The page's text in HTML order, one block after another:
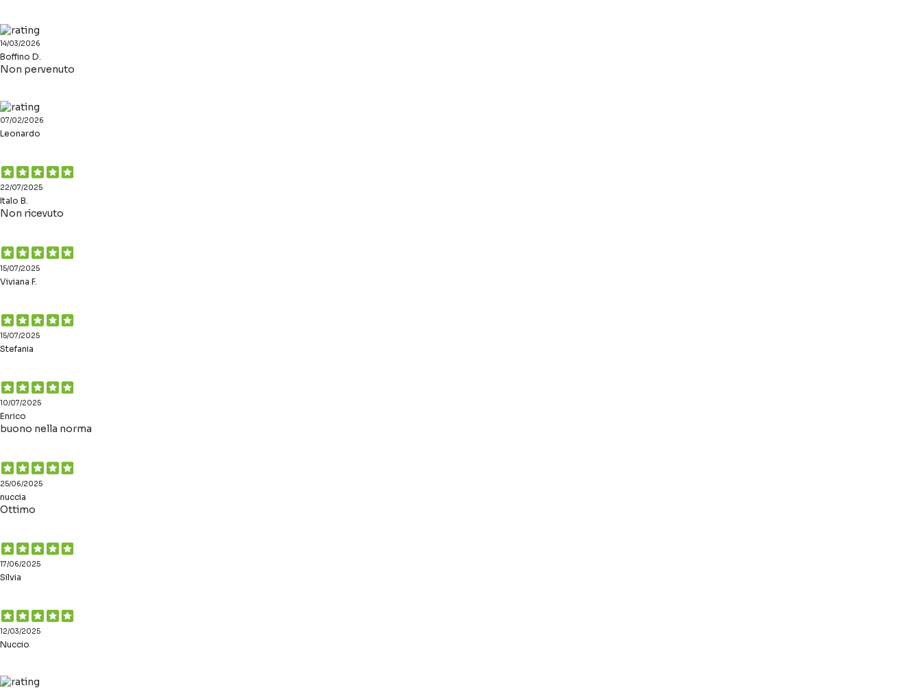
14/03/2026
Boffino D.
Non pervenuto
07/02/2026
Leonardo
22/07/2025
Italo B.
Non ricevuto
15/07/2025
Viviana F.
15/07/2025
Stefania
10/07/2025
Enrico
buono nella norma
25/06/2025
nuccia
Ottimo
17/06/2025
Silvia
12/03/2025
Nuccio